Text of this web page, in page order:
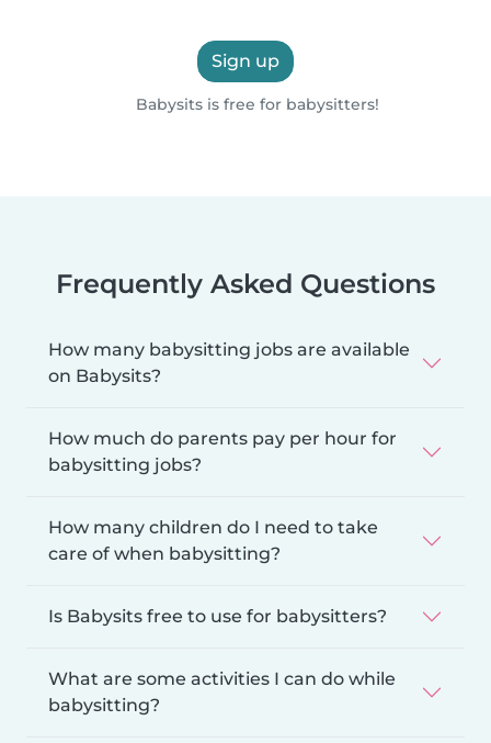
Sign up
Babysits is free for babysitters!
Frequently Asked Questions
How many babysitting jobs are available
on Babysits?
How much do parents pay per hour for
babysitting jobs?
How many children do I need to take
care of when babysitting?
Is Babysits free to use for babysitters?
What are some activities I can do while
babysitting?